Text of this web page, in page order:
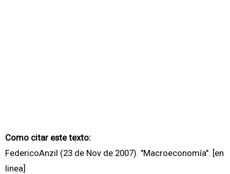
Como citar este texto:
FedericoAnzil (23 de Nov de 2007). "Macroeconomía". [en
linea]